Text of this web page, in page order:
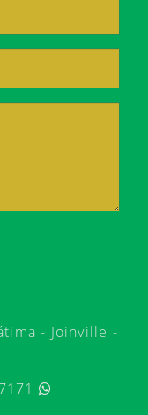
- Joinville -